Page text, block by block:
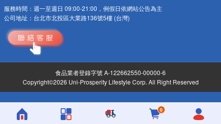
服務時間： 週一至週日 09:00-21:00，例假日依網站公告為主
公司地址： 台北市北投區大業路136號5樓 (台灣)
食品業者登錄字號 A-122662550-00000-6
Copyright©2026 Uni-Prosperity Lifestyle Corp. All Right Reserved
0